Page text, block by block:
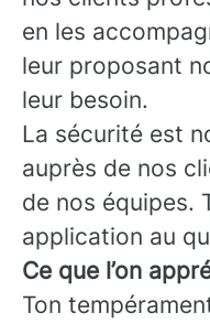
en les
leur proposant
leur besoin.
La sécurité est
auprès de nos
de nos équipes.
application au
Ce que l’on
Ton